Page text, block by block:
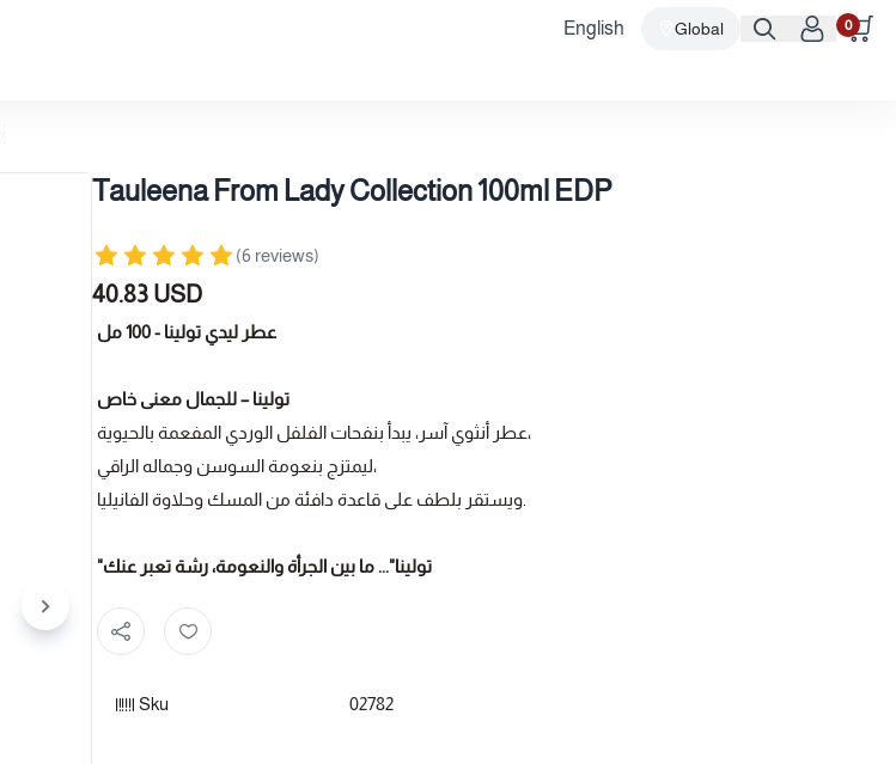
English Global 0
Tauleena From Lady Collection 100ml EDP
(6 reviews)
40.83 USD
عطر ليدي تولينا - 100 مل
تولينا – للجمال معنى خاص
عطر أنثوي آسر، يبدأ بنفحات الفلفل الوردي المفعمة بالحيوية،
ليمتزج بنعومة السوسن وجماله الراقي،
"تولينا"... ما بين الجرأة والنعومة، رشة تعبر عنك
Sku 02782